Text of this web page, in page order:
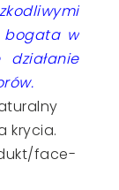
bogata w
krycia.
face-